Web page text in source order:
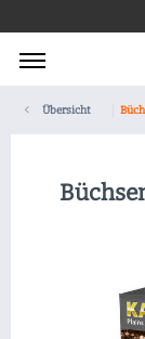
Übersicht